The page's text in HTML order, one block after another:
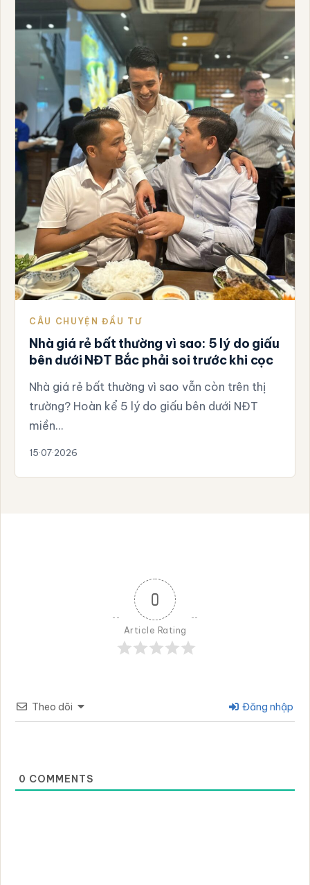
CÂU CHUYỆN ĐẦU TƯ
Nhà giá rẻ bất thường vì sao: 5 lý do giấu
bên dưới NĐT Bắc phải soi trước khi cọc
Nhà giá rẻ bất thường vì sao vẫn còn trên thị
trường? Hoàn kể 5 lý do giấu bên dưới NĐT
miền…
15·07·2026
0
Article Rating
Theo dõi Đăng nhập
0 COMMENTS